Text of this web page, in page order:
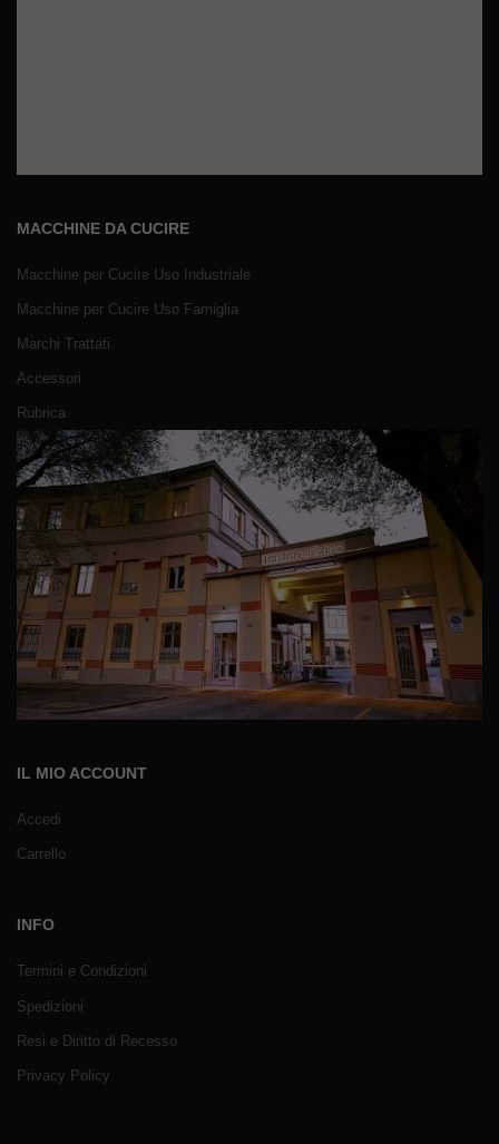
MACCHINE DA CUCIRE
Macchine per Cucire Uso Industriale
Macchine per Cucire Uso Famiglia
Marchi Trattati
Accessori
Rubrica
IL MIO ACCOUNT
Accedi
Carrello
INFO
Termini e Condizioni
Spedizioni
Resi e Diritto di Recesso
Privacy Policy